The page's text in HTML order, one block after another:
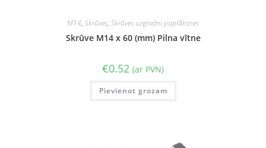
M14, Skrūves, Skrūves uzgriežņi paplāksnes
Skrūve M14 x 60 (mm) Pilna vītne
€0.52 (ar PVN)
Pievienot grozam